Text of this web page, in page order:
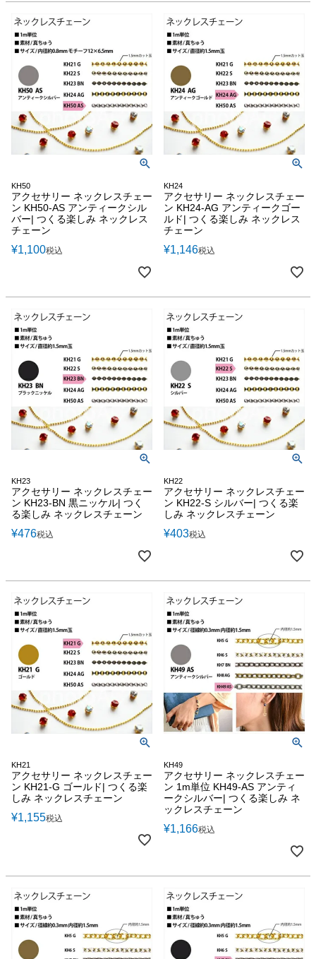
KH50
アクセサリー ネックレスチェー
ン KH50-AS アンティークシル
バー| つくる楽しみ ネックレス
チェーン
¥1,100税込
KH24
アクセサリー ネックレスチェー
ン KH24-AG アンティークゴー
ルド| つくる楽しみ ネックレス
チェーン
¥1,146税込
KH23
アクセサリー ネックレスチェー
ン KH23-BN 黒ニッケル| つく
る楽しみ ネックレスチェーン
¥476税込
KH22
アクセサリー ネックレスチェー
ン KH22-S シルバー| つくる楽
しみ ネックレスチェーン
¥403税込
KH21
アクセサリー ネックレスチェー
ン KH21-G ゴールド| つくる楽
しみ ネックレスチェーン
¥1,155税込
KH49
アクセサリー ネックレスチェー
ン 1m単位 KH49-AS アンティ
ークシルバー| つくる楽しみ ネ
ックレスチェーン
¥1,166税込